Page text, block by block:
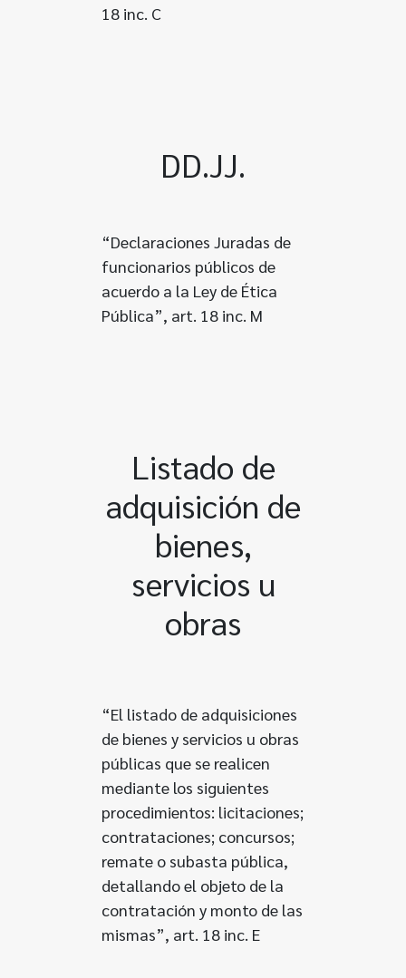
18 inc. C
DD.JJ.
“Declaraciones Juradas de
funcionarios públicos de
acuerdo a la Ley de Ética
Pública”, art. 18 inc. M
Listado de
adquisición de
bienes,
servicios u
obras
“El listado de adquisiciones
de bienes y servicios u obras
públicas que se realicen
mediante los siguientes
procedimientos: licitaciones;
contrataciones; concursos;
remate o subasta pública,
detallando el objeto de la
contratación y monto de las
mismas”, art. 18 inc. E